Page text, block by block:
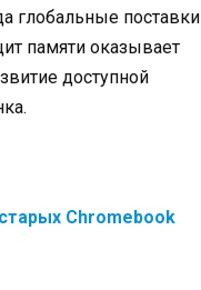
глобальные поставки
памяти оказывает
доступной
Chromebook